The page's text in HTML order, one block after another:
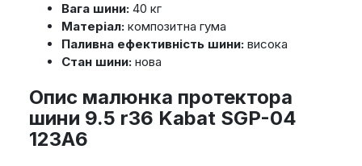
Вага шини:40 кг
Матеріал:композитна гума
Паливна ефективність шини:висока
Стан шини:нова
Опис малюнка протектора
шини 9.5 r36 Kabat SGP-04
123A6